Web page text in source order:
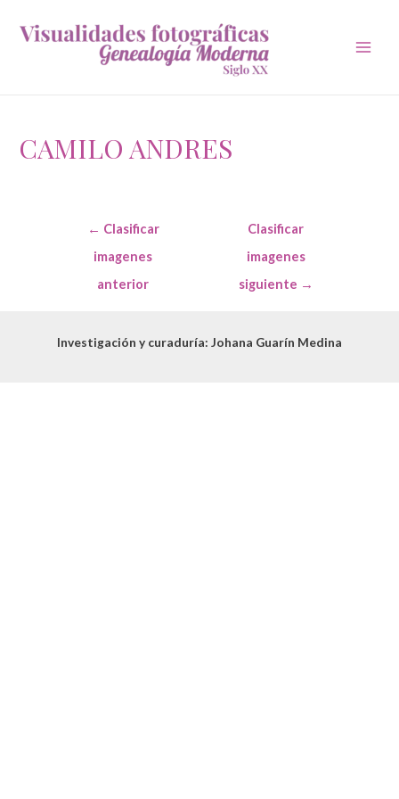
CAMILO ANDRES
entradas
← Clasificar
imagenes
anterior
Clasificar
imagenes
siguiente →
Investigación y curaduría: Johana Guarín Medina